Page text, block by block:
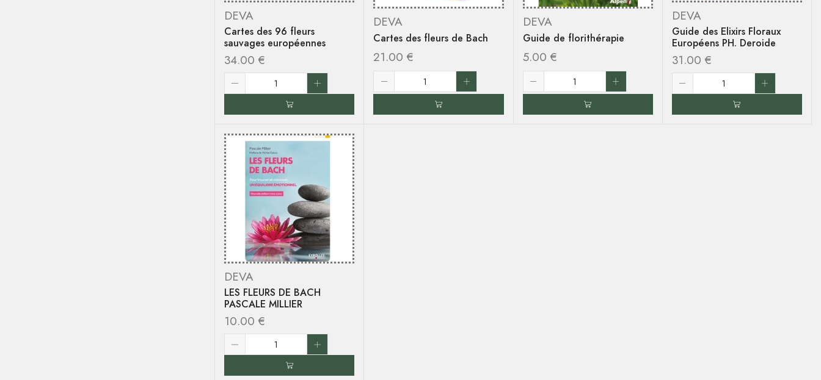
DEVA
Cartes des 96 fleurs
sauvages européennes
34.00 €
DEVA
Cartes des fleurs de Bach
21.00€
DEVA
Guide de florithérapie
5.00 €
DEVA
Guide des Elixirs Floraux
Européens PH. Deroide
31.00 €
DEVA
LES FLEURS DE BACH
PASCALE MILLIER
10.00 €